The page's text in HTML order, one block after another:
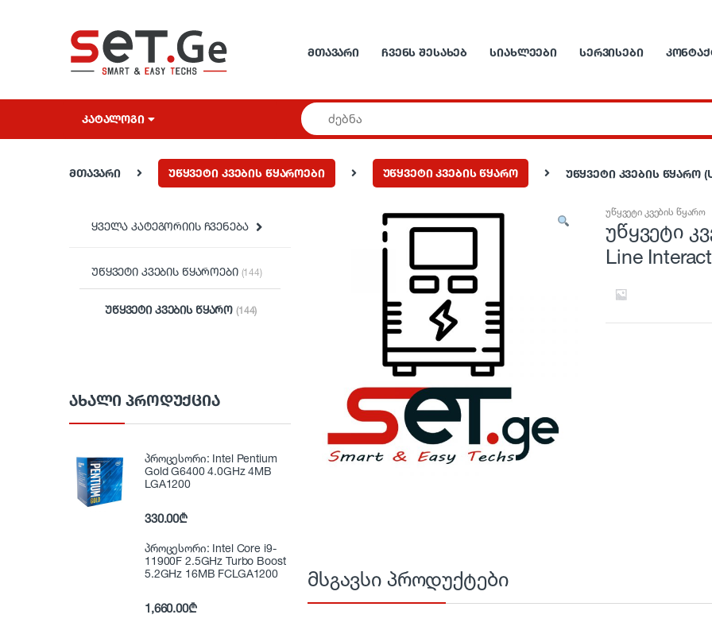
ᲛᲗᲐᲕᲐᲠᲘ ᲩᲕᲔᲜᲡ ᲨᲔᲡᲐᲮᲔᲑ ᲡᲘᲐᲮᲚᲔᲔᲑᲘ ᲡᲔᲠᲕᲘᲡᲔᲑᲘ
ᲙᲐᲢᲐᲚᲝᲒᲘ
მთავარი უწყვეტი კვების წყაროები უწყვეტი კვების წყარო უწყვეტი კვების წყარო
უწყვეტი კვების წყარო
უწყვეტი
Line
მსგავსი პროდუქტები
ყველა კატეგორიის ჩვენება
უწყვეტი კვების წყაროები (144)
უწყვეტი კვების წყარო(144)
ᲐᲮᲐᲚᲘ ᲞᲠᲝᲓᲣᲥᲪᲘᲐ
პროცესორი: Intel Pentium
Gold G6400 4.0GHz 4MB
LGA1200
330.00₾
პროცესორი: Intel Core i9-
11900F 2.5GHz Turbo Boost
5.2GHz 16MB FCLGA1200
1,660.00₾